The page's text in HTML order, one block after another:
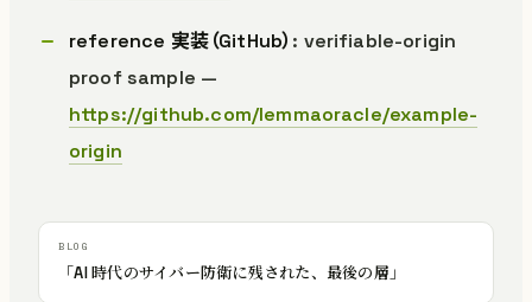
reference 実装（GitHub） : verifiable-origin
proof sample —
https://github.com/lemmaoracle/example-
origin
「AI 時代のサイバー防衛に残された、最後の層」